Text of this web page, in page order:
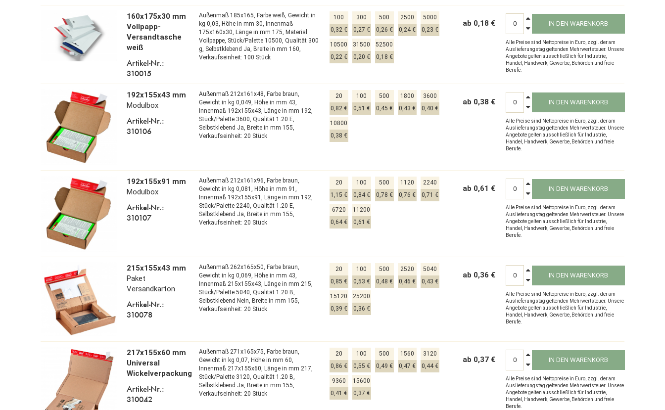
160x175x30 mm
Vollpapp-
Versandtasche
weiß
Artikel-Nr.:
310015
Außenmaß 185x165, Farbe weiß,Gewicht in
kg 0,03, Höhe in mm 30, Innenmaß
175x160x30, Länge in mm 175, Material
Vollpappe, Stück/Palette 10500,Qualität 300
g, Selbstklebend Ja, Breite in mm 160,
Verkaufseinheit: 100 Stück
100
0,32 €
300
0,27 €
500
0,26 €
2500
0,24 €
5000
0,23 €
10500
0,22 €
31500
0,20 €
52500
0,18 €
ab 0,18 € IN DEN WARENKORB
Alle Preise sind Nettopreise in Euro, zzgl. der am
Auslieferungstag geltenden Mehrwertsteuer. Unsere
Angebote gelten ausschließlich für Industrie,
Handel, Handwerk, Gewerbe, Behörden und freie
Berufe.
192x155x43 mm
Modulbox
Artikel-Nr.:
310106
Außenmaß 212x161x48, Farbe braun,
Gewicht in kg 0,049, Höhe in mm 43,
Innenmaß 192x155x43, Länge in mm 192,
Stück/Palette 3600,Qualität 1.20 E,
Selbstklebend Ja, Breite in mm 155,
Verkaufseinheit: 20 Stück
20
0,82 €
100
0,51 €
500
0,45 €
1800
0,43 €
3600
0,40 €
10800
0,38 €
ab 0,38 € IN DEN WARENKORB
Alle Preise sind Nettopreise in Euro, zzgl. der am
Auslieferungstag geltenden Mehrwertsteuer. Unsere
Angebote gelten ausschließlich für Industrie,
Handel, Handwerk, Gewerbe, Behörden und freie
Berufe.
192x155x91 mm
Modulbox
Artikel-Nr.:
310107
Außenmaß 212x161x96,Farbe braun,
Gewicht in kg 0,081,Höhe in mm 91,
Innenmaß 192x155x91,Länge in mm 192,
Stück/Palette 2240,Qualität 1.20 E,
Selbstklebend Ja,Breite in mm 155,
Verkaufseinheit: 20 Stück
20
1,15 €
100
0,84 €
500
0,78 €
1120
0,76 €
2240
0,71 €
6720
0,64 €
11200
0,61 €
ab 0,61 € IN DEN WARENKORB
Alle Preise sind Nettopreise in Euro, zzgl. der am
Auslieferungstag geltenden Mehrwertsteuer. Unsere
Angebote gelten ausschließlich für Industrie,
Handel, Handwerk, Gewerbe, Behörden und freie
Berufe.
215x155x43 mm
Paket
Versandkarton
Artikel-Nr.:
310078
Außenmaß 262x165x50,Farbe braun,
Gewicht in kg 0,069,Höhe in mm 43,
Innenmaß 215x155x43,Länge in mm 215,
Stück/Palette 5040,Qualität 1.20 B,
Selbstklebend Nein,Breite in mm 155,
Verkaufseinheit: 20 Stück
20
0,85 €
100
0,53 €
500
0,48 €
2520
0,46 €
5040
0,43 €
15120
0,39 €
25200
0,36 €
ab 0,36 € IN DEN WARENKORB
Alle Preise sind Nettopreise in Euro, zzgl. der am
Auslieferungstag geltenden Mehrwertsteuer. Unsere
Angebote gelten ausschließlich für Industrie,
Handel, Handwerk, Gewerbe, Behörden und freie
Berufe.
217x155x60 mm
Universal
Wickelverpackung
Artikel-Nr.:
310042
Außenmaß 271x165x75, Farbe braun,
Gewicht in kg 0,07, Höhe in mm 60,
Innenmaß 217x155x60, Länge in mm 217,
Stück/Palette 3120,Qualität 1.20 B,
Selbstklebend Ja, Breite in mm 155,
Verkaufseinheit: 20 Stück
20
0,86 €
100
0,55 €
500
0,49 €
1560
0,47 €
3120
0,44 €
9360
0,41 €
15600
0,37 €
ab 0,37 € IN DEN WARENKORB
Alle Preise sind Nettopreise in Euro, zzgl. der am
Auslieferungstag geltenden Mehrwertsteuer. Unsere
Angebote gelten ausschließlich für Industrie,
Handel, Handwerk, Gewerbe, Behörden und freie
Berufe.